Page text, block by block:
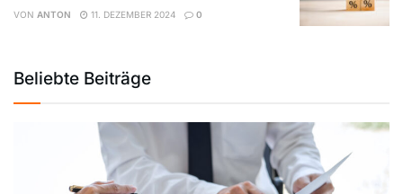
VON ANTON 11. DEZEMBER 2024 0
Beliebte Beiträge